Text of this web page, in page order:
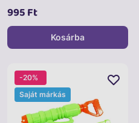
995 Ft
Kosárba
-20%
Saját márkás